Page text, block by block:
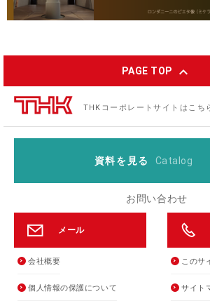
PAGE TOP expand_less
THKコーポレートサイトはこち
資料を見る Catalog
お問い合わせ
メール
会社概要
個人情報の保護について
このサ
サイト